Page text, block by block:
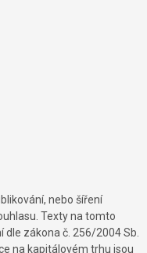
nebo šíření
Texty na tomto
dle zákona č. 256/2004 Sb.
na kapitálovém trhu jsou